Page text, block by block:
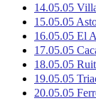
14.05.05
15.05.05
16.05.05 El
17.05.05
18.05.05
19.05.05
20.05.05